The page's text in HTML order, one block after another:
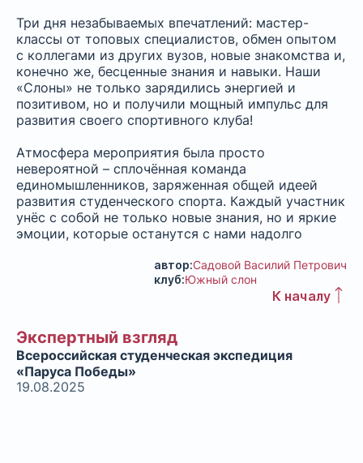
Три дня незабываемых впечатлений: мастер-
классы от топовых специалистов, обмен опытом
с коллегами из других вузов, новые знакомства и,
конечно же, бесценные знания и навыки. Наши
«Слоны» не только зарядились энергией и
позитивом, но и получили мощный импульс для
развития своего спортивного клуба!
Атмосфера мероприятия была просто
невероятной – сплочённая команда
единомышленников, заряженная общей идеей
развития студенческого спорта. Каждый участник
унёс с собой не только новые знания, но и яркие
эмоции, которые останутся с нами надолго
автор:Садовой Василий Петрович
клуб:Южный слон
К началу
Экспертный взгляд
Всероссийская студенческая экспедиция
«Паруса Победы»
19.08.2025